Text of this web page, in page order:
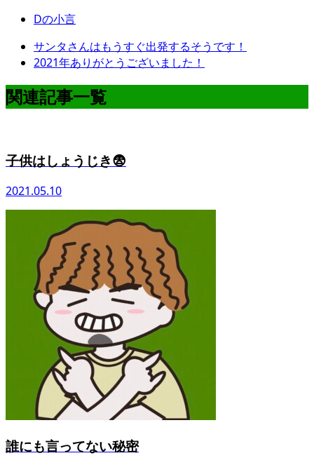
Dの小言
サンタさんはもうすぐ出発するそうです！
2021年ありがとうございました！
関連記事一覧
子供はしょうじき😨
2021.05.10
誰にも言ってない秘密